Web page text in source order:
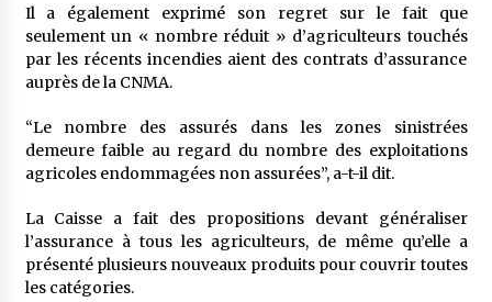
Il a également exprimé son regret sur le fait que
seulement un « nombre réduit » d’agriculteurs touchés
par les récents incendies aient des contrats d’assurance
auprès de la CNMA.
“Le nombre des assurés dans les zones sinistrées
demeure faible au regard du nombre des exploitations
agricoles endommagées non assurées”, a-t-il dit.
La Caisse a fait des propositions devant généraliser
l’assurance à tous les agriculteurs, de même qu’elle a
présenté plusieurs nouveaux produits pour couvrir toutes
les catégories.